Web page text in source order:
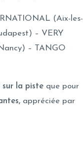
(Aix-les-
– VERY
– TANGO
la piste que pour
appréciée par